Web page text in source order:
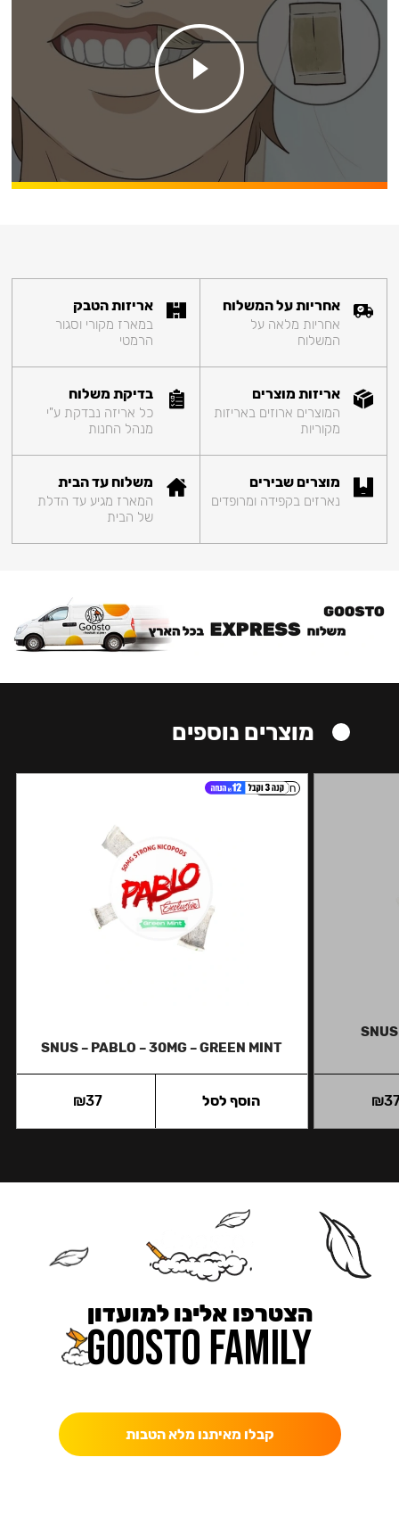
אחריות על המשלוח
אחריות מלאה על
המשלוח
אריזות הטבק
במארז מקורי וסגור
הרמטי
אריזות מוצרים
המוצרים ארוזים באריזות
מקוריות
בדיקת משלוח
כל אריזה נבדקת ע"י
מנהל החנות
מוצרים שבירים
נארזים בקפידה ומרופדים
משלוח עד הבית
המארז מגיע עד הדלת
של הבית
מוצרים נוספים
₪
חזק
SNUS – PABLO – 30MG – GREEN MINT
₪37 הוסף לסל
הצטרפו אלינו למועדון
קבלו מאיתנו מלא הטבות